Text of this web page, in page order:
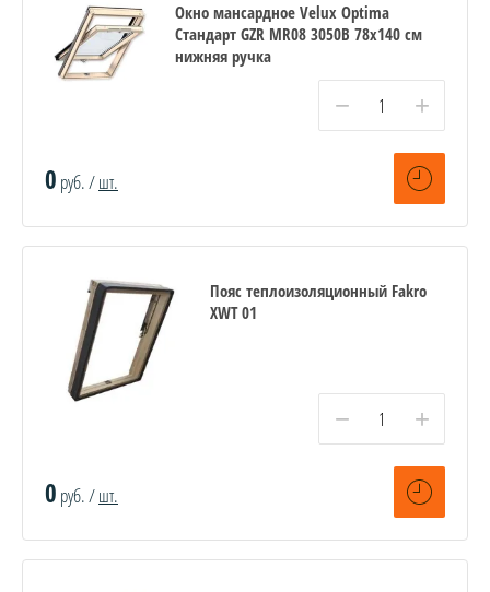
Окно мансардное Velux Optima
Стандарт GZR MR08 3050B 78x140 см
нижняя ручка
− +
0 руб. /шт.
Пояс теплоизоляционный Fakro
XWT 01
− +
0 руб. /шт.